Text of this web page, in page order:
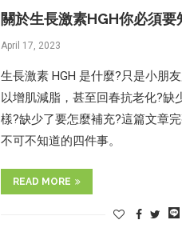
關於生長激素HGH你必須要
April 17, 2023
生長激素 HGH 是什麼?只是小朋
以增肌減脂，甚至回春抗老化?缺
樣?缺少了要怎麼補充?這篇文章
不可不知道的四件事。
READ MORE